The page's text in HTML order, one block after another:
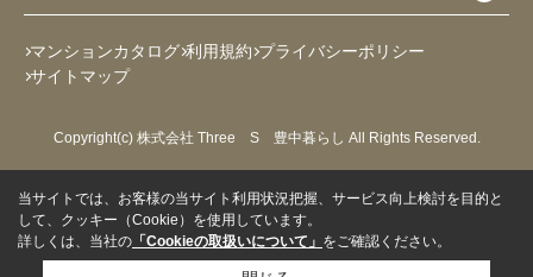
マンションカタログ 利用規約 プライバシーポリシー
サイトマップ
Copyright(c) 株式会社 Three S 豊中暮らし All Rights Reserved.
当サイトでは、お客様の当サイト利用状況把握、サービス向上検討を目的と
して、クッキー（Cookie）を使用しています。
詳しくは、当社の 「Cookieの取扱いについて」 をご確認ください。